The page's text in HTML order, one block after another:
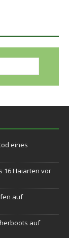
eines
16 Haiarten vor
auf
auf